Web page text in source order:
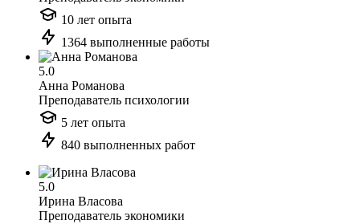
10 лет опыта
1364 выполненные работы
5.0
Анна Романова
Преподаватель психологии
5 лет опыта
840 выполненных работ
5.0
Ирина Власова
Преподаватель экономики